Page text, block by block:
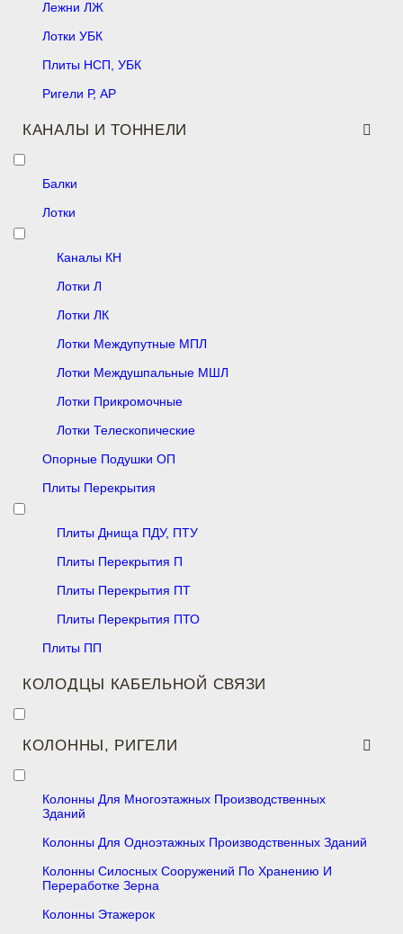
Лежни ЛЖ
Лотки УБК
Плиты НСП, УБК
Ригели Р, АР
КАНАЛЫ И ТОННЕЛИ
Балки
Лотки
Каналы КН
Лотки Л
Лотки ЛК
Лотки Междупутные МПЛ
Лотки Междушпальные МШЛ
Лотки Прикромочные
Лотки Телескопические
Опорные Подушки ОП
Плиты Перекрытия
Плиты Днища ПДУ, ПТУ
Плиты Перекрытия П
Плиты Перекрытия ПТ
Плиты Перекрытия ПТО
Плиты ПП
КОЛОДЦЫ КАБЕЛЬНОЙ СВЯЗИ
КОЛОННЫ, РИГЕЛИ
Колонны Для Многоэтажных Производственных
Зданий
Колонны Для Одноэтажных Производственных Зданий
Колонны Силосных Сооружений По Хранению И
Переработке Зерна
Колонны Этажерок